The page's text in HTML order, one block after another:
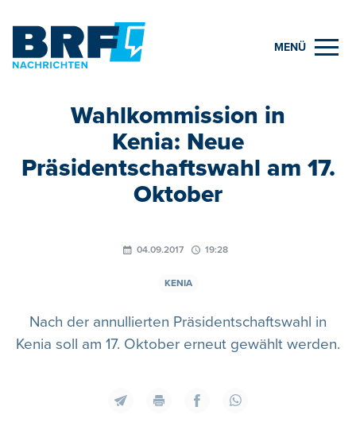
MENÜ
Wahlkommission in
Kenia: Neue
Präsidentschaftswahl am 17.
Oktober
04.09.2017 19:28
KENIA
Nach der annullierten Präsidentschaftswahl in
Kenia soll am 17. Oktober erneut gewählt werden.